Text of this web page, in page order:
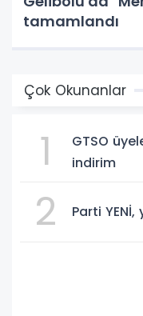
tamamlandı
Çok Okunanlar
1
GTSO
indirim
2 Parti